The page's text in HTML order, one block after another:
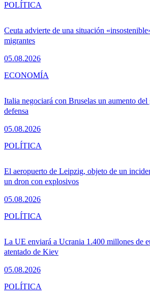
Ceuta advierte de una situación
migrantes
05.08.2026
POLÍTICA
Italia negociará con Bruselas un aumento del
defensa
05.08.2026
ECONOMÍA
El aeropuerto de Leipzig, objeto de un
un dron con explosivos
05.08.2026
POLÍTICA
La UE enviará a Ucrania 1.400 millones de
atentado de Kiev
05.08.2026
POLÍTICA
POLÍTICA